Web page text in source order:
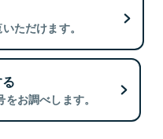
ただけます。
お調べします。